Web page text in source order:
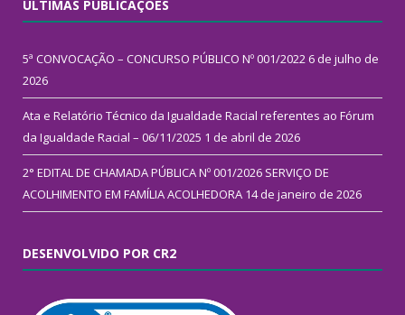
ÚLTIMAS PUBLICAÇÕES
5ª CONVOCAÇÃO – CONCURSO PÚBLICO Nº 001/2022 6 de julho de
2026
Ata e Relatório Técnico da Igualdade Racial referentes ao Fórum
da Igualdade Racial – 06/11/2025 1 de abril de 2026
2° EDITAL DE CHAMADA PÚBLICA Nº 001/2026 SERVIÇO DE
ACOLHIMENTO EM FAMÍLIA ACOLHEDORA 14 de janeiro de 2026
DESENVOLVIDO POR CR2